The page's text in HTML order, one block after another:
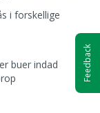
i forskellige
buer indad
Feedback